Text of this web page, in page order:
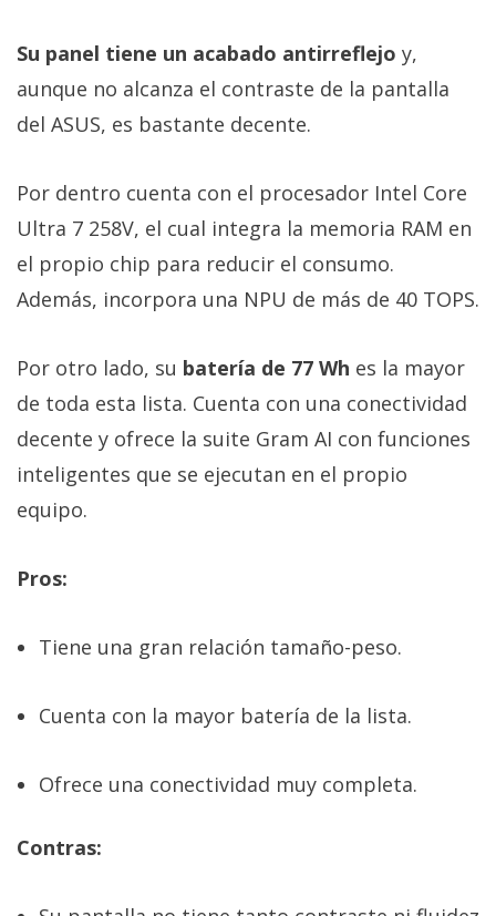
Su panel tiene un acabado antirreflejo y,
aunque no alcanza el contraste de la pantalla
del ASUS, es bastante decente.
Por dentro cuenta con el procesador Intel Core
Ultra 7 258V, el cual integra la memoria RAM en
el propio chip para reducir el consumo.
Además, incorpora una NPU de más de 40 TOPS.
Por otro lado, su batería de 77 Wh es la mayor
de toda esta lista. Cuenta con una conectividad
decente y ofrece la suite Gram AI con funciones
inteligentes que se ejecutan en el propio
equipo.
Pros:
Tiene una gran relación tamaño-peso.
Cuenta con la mayor batería de la lista.
Ofrece una conectividad muy completa.
Contras: